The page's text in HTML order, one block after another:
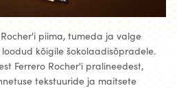
piima, tumeda ja valge
kõigile šokolaadisõpradele.
Ferrero Rocher'i pralineedest,
tekstuuride ja maitsete